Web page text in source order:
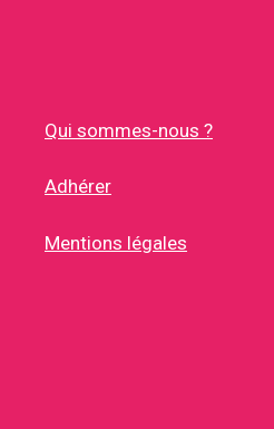
Qui sommes-nous ?
Adhérer
Mentions légales